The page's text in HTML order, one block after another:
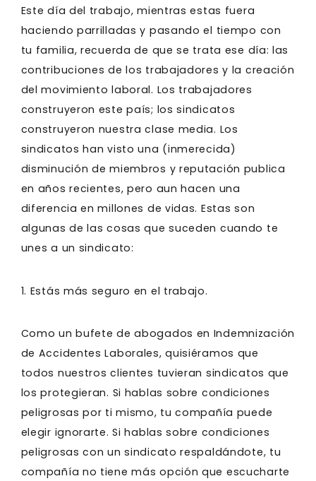
Este día del trabajo, mientras estas fuera
haciendo parrilladas y pasando el tiempo con
tu familia, recuerda de que se trata ese día: las
contribuciones de los trabajadores y la creación
del movimiento laboral. Los trabajadores
construyeron este país; los sindicatos
construyeron nuestra clase media. Los
sindicatos han visto una (inmerecida)
disminución de miembros y reputación publica
en años recientes, pero aun hacen una
diferencia en millones de vidas. Estas son
algunas de las cosas que suceden cuando te
unes a un sindicato:
1. Estás más seguro en el trabajo.
Como un bufete de abogados en Indemnización
de Accidentes Laborales, quisiéramos que
todos nuestros clientes tuvieran sindicatos que
los protegieran. Si hablas sobre condiciones
peligrosas por ti mismo, tu compañía puede
elegir ignorarte. Si hablas sobre condiciones
peligrosas con un sindicato respaldándote, tu
compañía no tiene más opción que escucharte